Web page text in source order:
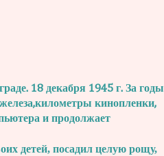
18 декабря 1945 г. За годы
километры кинопленки,
и продолжает
детей, посадил целую рощу,